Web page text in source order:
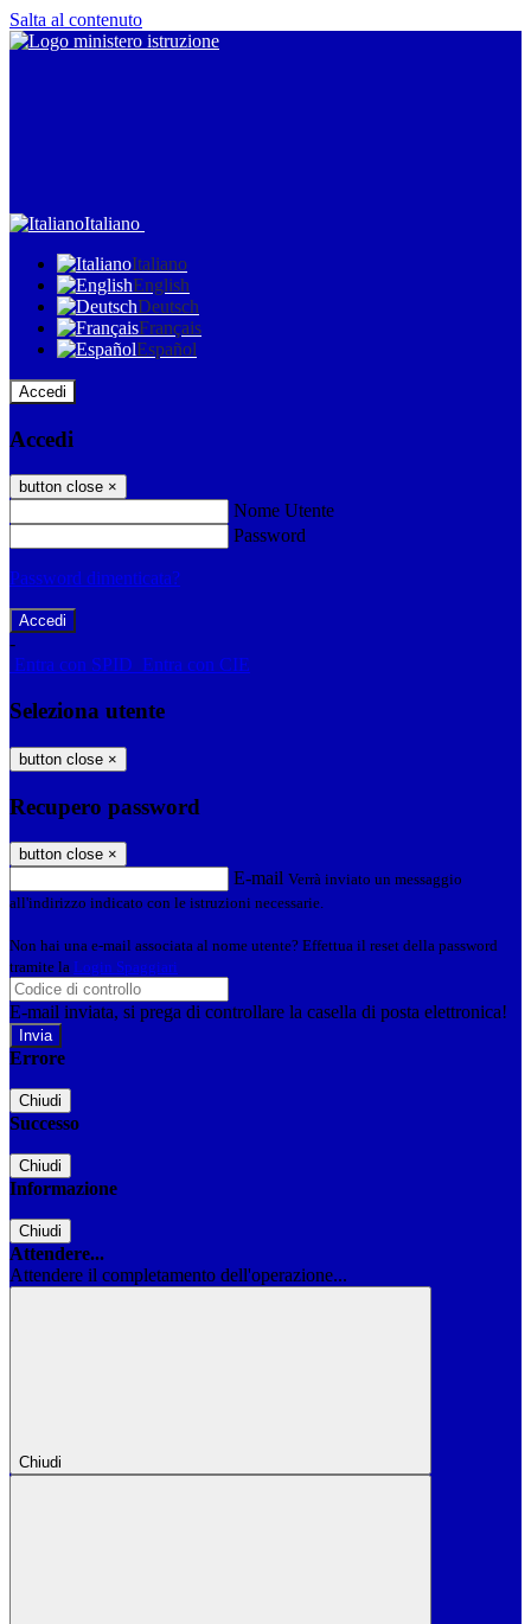
Salta al contenuto
Italiano
Italiano
English
Deutsch
Français
Español
Accedi
Accedi
button close ×
Nome Utente
Password
Password dimenticata?
-
Entra con SPID Entra con CIE
Seleziona utente
button close ×
Recupero password
button close ×
E-mail Verrà inviato un messaggio
all'indirizzo indicato con le istruzioni necessarie.
Non hai una e-mail associata al nome utente? Effettua il reset della password
tramite la Login Spaggiari
E-mail inviata, si prega di controllare la casella di posta elettronica!
Errore
Chiudi
Successo
Chiudi
Informazione
Chiudi
Attendere...
Attendere il completamento dell'operazione...
Chiudi